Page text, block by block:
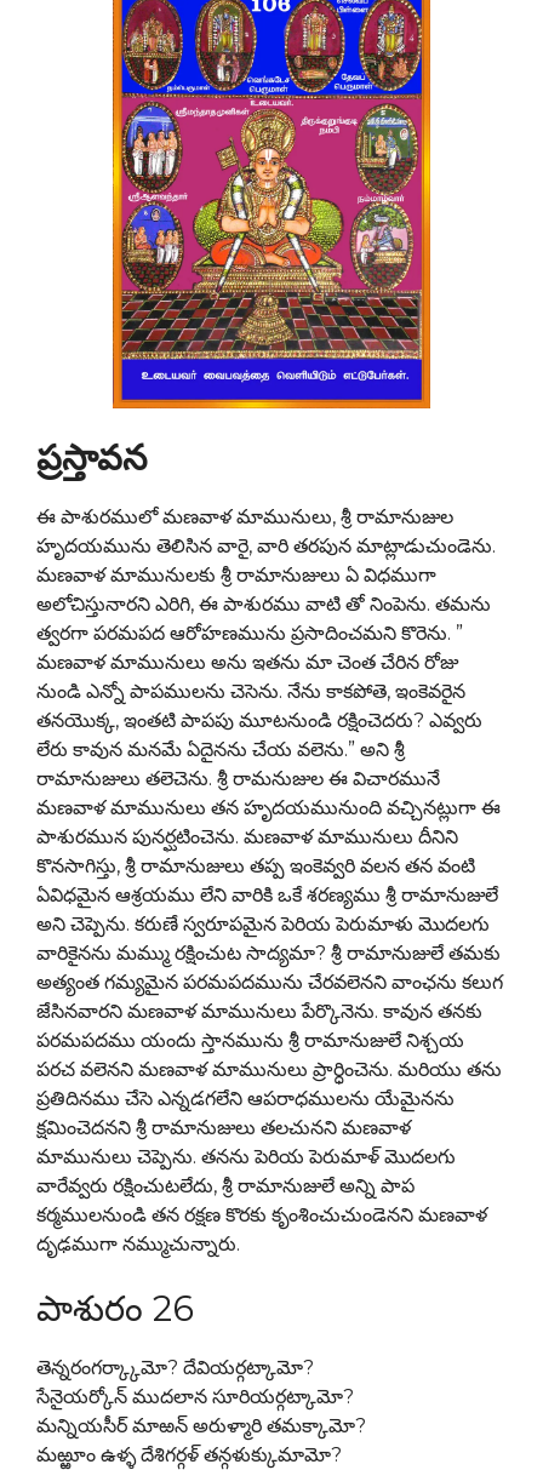
ప్రస్తావన
ఈ పాశురములో మణవాళ మామునులు, శ్రీ రామానుజుల
హృదయమును తెలిసిన వారై, వారి తరపున మాట్లాడుచుండెను.
మణవాళ మామునులకు శ్రీ రామానుజులు ఏ విధముగా
అలోచిస్తునారని ఎరిగి, ఈ పాశురము వాటి తో నింపెను. తమను
త్వరగా పరమపద ఆరోహణమును ప్రసాదించమని కొరెను. ”
మణవాళ మామునులు అను ఇతను మా చెంత చేరిన రోజు
నుండి ఎన్నో పాపములను చెసెను. నేను కాకపోతె, ఇంకెవరైన
తనయొక్క, ఇంతటి పాపపు మూటనుండి రక్షించెదరు? ఎవ్వరు
లేరు కావున మనమే ఏదైనను చేయ వలెను.” అని శ్రీ
రామానుజులు తలెచెను. శ్రీ రామనుజుల ఈ విచారమునే
మణవాళ మామునులు తన హృదయమునుంది వచ్చినట్లుగా ఈ
పాశురమున పునర్ఘటించెను. మణవాళ మామునులు దీనిని
కొనసాగిస్తు, శ్రీ రామానుజులు తప్ప ఇంకెవ్వరి వలన తన వంటి
ఏవిధమైన ఆశ్రయము లేని వారికి ఒకే శరణ్యము శ్రీ రామానుజులే
అని చెప్పెను. కరుణే స్వరూపమైన పెరియ పెరుమాళు మొదలగు
వారికైనను మమ్ము రక్షించుట సాద్యమా? శ్రీ రామానుజులే తమకు
అత్యంత గమ్యమైన పరమపదమును చేరవలెనని వాంఛను కలుగ
జేసినవారని మణవాళ మామునులు పేర్కొనెను. కావున తనకు
పరమపదము యందు స్తానమును శ్రీ రామానుజులే నిశ్చయ
పరచ వలెనని మణవాళ మామునులు ప్రార్ధించెను. మరియు తను
ప్రతిదినము చేసె ఎన్నడగలేని ఆపరాధములను యేమైనను
క్షమించెదనని శ్రీ రామానుజులు తలచునని మణవాళ
మామునులు చెప్పెను. తనను పెరియ పెరుమాళ్ మొదలగు
వారేవ్వరు రక్షించుటలేదు, శ్రీ రామానుజులే అన్ని పాప
కర్మములనుండి తన రక్షణ కొరకు కృంశించుచుండెనని మణవాళ
దృఢముగా నమ్ముచున్నారు.
పాశురం 26
తెన్నరంగర్క్కామో? దేవియర్గట్కామో?
సేనైయర్కోన్ ముదలాన సూరియర్గట్కామో?
మన్నియసీర్ మాఱన్ అరుళ్మారి తమక్కామో?
మఱ్ఱూం ఉళ్ళ దేశిగర్గళ్ తన్గళుక్కుమామో?